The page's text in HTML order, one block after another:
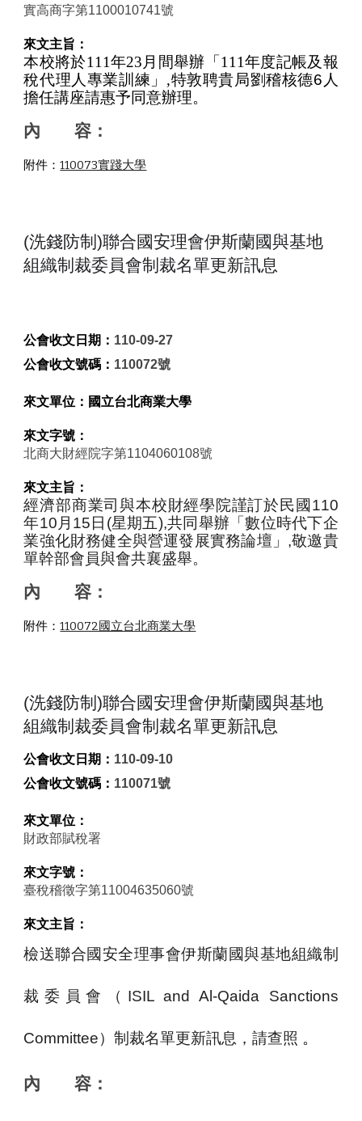
實高商字第1100010741號
來文主旨：
本校將於111年23 月間舉辦「 111年度記帳及報
稅代理人專業訓練」 ,特敦聘貴局劉稽核德6人
擔任講座請惠予同意辦理。
內       容：
附件：110073實踐大學
(洗錢防制)聯合國安理會伊斯蘭國與基地
組織制裁委員會制裁名單更新訊息
公會收文日期： 110-09-27
公會收文號碼： 110072號
來文單位：國立台北商業大學
來文字號：
北商大財經院字第1104060108號
來文主旨：
經濟部商業司與本校財經學院謹訂於民國110
年10月15日(星期五),共同舉辦「數位時代下企
業強化財務健全與營運發展實務論壇」,敬邀貴
單幹部會員與會共襄盛舉。
內       容：
附件：110072國立台北商業大學
(洗錢防制)聯合國安理會伊斯蘭國與基地
組織制裁委員會制裁名單更新訊息
公會收文日期： 110-09-10
公會收文號碼： 110071號
來文單位：
財政部賦稅署
來文字號：
臺稅稽徵字第11004635060號
來文主旨：
檢送聯合國安全理事會伊斯蘭國與基地組織制
裁委員會（ISIL and Al-Qaida Sanctions
Committee）制裁名單更新訊息，請查照 。
內       容：